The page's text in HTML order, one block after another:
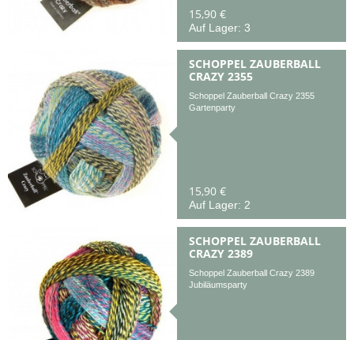
15,90 €
Auf Lager: 3
SCHOPPEL ZAUBERBALL
CRAZY 2355
Schoppel Zauberball Crazy 2355
Gartenparty
15,90 €
Auf Lager: 2
SCHOPPEL ZAUBERBALL
CRAZY 2389
Schoppel Zauberball Crazy 2389
Jubiläumsparty